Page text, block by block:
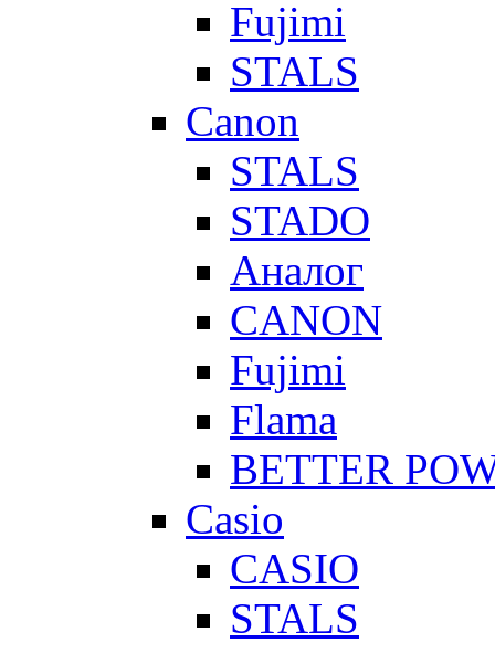
Fujimi
STALS
Canon
STALS
STADO
Аналог
CANON
Fujimi
Flama
BETTER
Casio
CASIO
STALS